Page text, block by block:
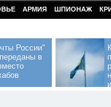
АРМИЯ ШПИОНАЖ
России"
в